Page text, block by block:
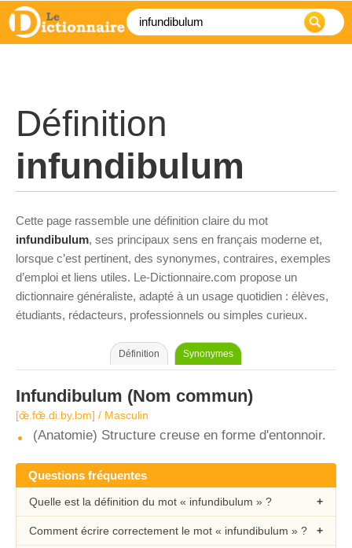
Définition
infundibulum
Cette page rassemble une définition claire du mot
infundibulum, ses principaux sens en français moderne et,
lorsque c’est pertinent, des synonymes, contraires, exemples
d’emploi et liens utiles. Le-Dictionnaire.com propose un
dictionnaire généraliste, adapté à un usage quotidien : élèves,
étudiants, rédacteurs, professionnels ou simples curieux.
Définition Synonymes
Infundibulum (Nom commun)
[œ̃.fœ̃.di.by.lɔm] / Masculin
(Anatomie) Structure creuse en forme d'entonnoir.
Questions fréquentes
Quelle est la définition du mot « infundibulum » ?
Comment écrire correctement le mot « infundibulum » ?